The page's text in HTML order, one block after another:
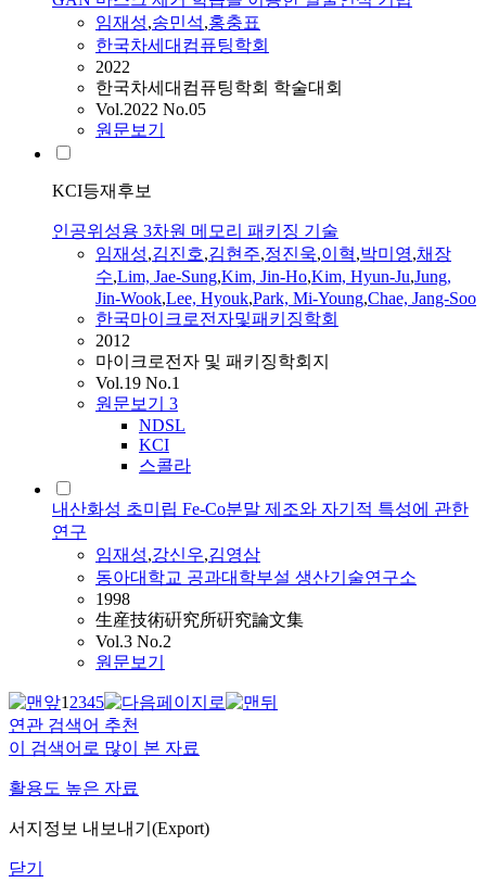
임재성,송민석,홍충표
한국차세대컴퓨팅학회
2022
한국차세대컴퓨팅학회 학술대회
Vol.2022 No.05
원문보기
KCI등재후보
인공위성용 3차원 메모리 패키징 기술
임재성,김진호,김현주,정진욱,이혁,박미영,채장
수,Lim, Jae-Sung,Kim, Jin-Ho,Kim, Hyun-Ju,Jung,
Jin-Wook,Lee, Hyouk,Park, Mi-Young,Chae, Jang-Soo
한국마이크로전자및패키징학회
2012
마이크로전자 및 패키징학회지
Vol.19 No.1
원문보기 3
NDSL
KCI
스콜라
내산화성 초미립 Fe-Co분말 제조와 자기적 특성에 관한
연구
임재성,강신우,김영삼
동아대학교 공과대학부설 생산기술연구소
1998
生産技術硏究所硏究論文集
Vol.3 No.2
원문보기
12345
연관 검색어 추천
이 검색어로 많이 본 자료
활용도 높은 자료
서지정보 내보내기(Export)
닫기